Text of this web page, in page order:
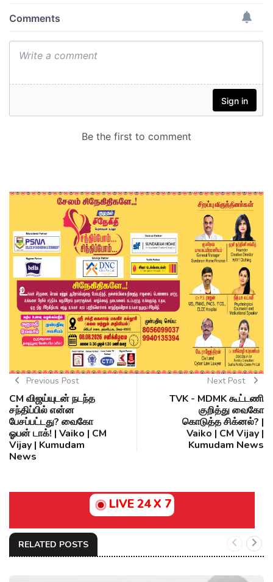
Previous Post
CM விஜய்யுடன் நடந்த
சந்திப்பில் என்ன
பேசப்பட்டது? வைகோ
ஓபன் டாக்! | Vaiko | CM
Vijay | Kumudam
News
Next Post
TVK - MDMK கூட்டணி
குறித்து வைகோ
கொடுத்த சிக்னல்? |
Vaiko | CM Vijay |
Kumudam News
LIVE 24 X 7
RELATED POSTS